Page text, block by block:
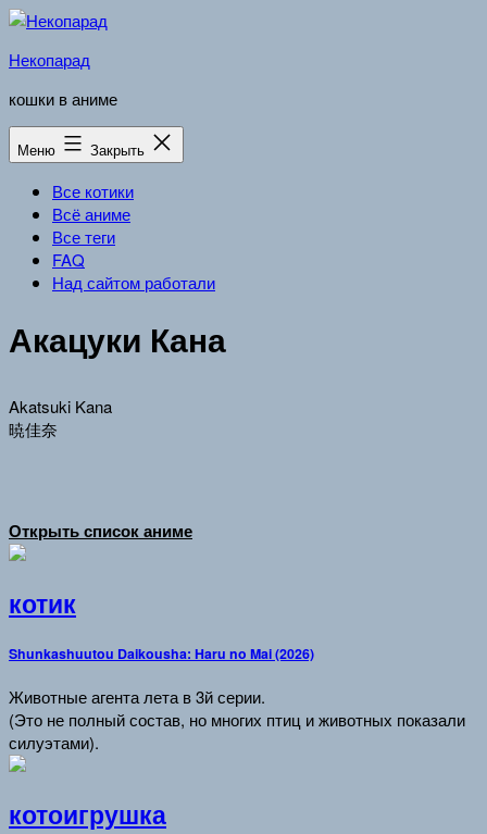
Перейти
содержимому
Некопарад
кошки в аниме
Меню Закрыть
Все котики
Всё аниме
Все теги
FAQ
Над сайтом работали
Акацуки Кана
Akatsuki Kana
暁佳奈
Открыть список аниме
котик
Shunkashuutou Daikousha: Haru no Mai (2026)
Животные агента лета в 3й серии.
(Это не полный состав, но многих птиц и животных показали
силуэтами).
котоигрушка